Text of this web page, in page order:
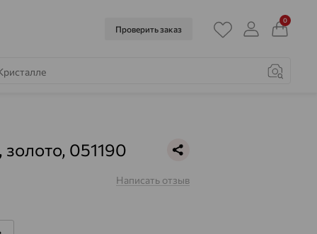
Проверить заказ
0
золото, 051190
Написать отзыв